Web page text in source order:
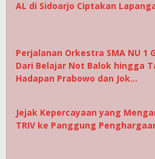
AL di Sidoarjo Ciptakan
Perjalanan Orkestra SMA NU 1
Dari Belajar Not Balok hingga
Hadapan Prabowo dan Jok…
Jejak Kepercayaan yang
TRIV ke Panggung